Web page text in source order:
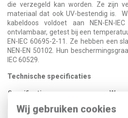
Wij gebruiken cookies
die verzegeld kan worden. Ze zijn
materiaal dat ook UV-bestendig is.
kabeldoos voldoet aan NEN-EN-
ontvlambaar, getest bij een
EN-IEC 60695-2-11. Ze hebben een
NEN-EN 50102. Hun
IEC 60529.
Technische specificaties
Specificatie
Montagewijze
Kleur
Zwart